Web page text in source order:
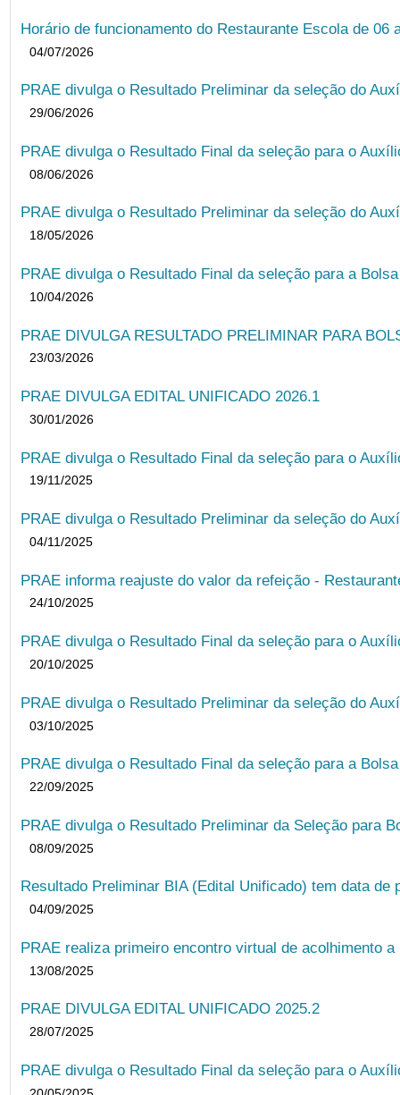
Horário de funcionamento do Restaurante Escola de 06
04/07/2026
PRAE divulga o Resultado Preliminar da seleção do
29/06/2026
PRAE divulga o Resultado Final da seleção para o
08/06/2026
PRAE divulga o Resultado Preliminar da seleção do
18/05/2026
PRAE divulga o Resultado Final da seleção para a
10/04/2026
PRAE DIVULGA RESULTADO PRELIMINAR PARA
23/03/2026
PRAE DIVULGA EDITAL UNIFICADO 2026.1
30/01/2026
PRAE divulga o Resultado Final da seleção para o
19/11/2025
PRAE divulga o Resultado Preliminar da seleção do
04/11/2025
PRAE informa reajuste do valor da refeição -
24/10/2025
PRAE divulga o Resultado Final da seleção para o
20/10/2025
PRAE divulga o Resultado Preliminar da seleção do
03/10/2025
PRAE divulga o Resultado Final da seleção para a
22/09/2025
PRAE divulga o Resultado Preliminar da Seleção para
08/09/2025
Resultado Preliminar BIA (Edital Unificado) tem data de
04/09/2025
PRAE realiza primeiro encontro virtual de acolhimento
13/08/2025
PRAE DIVULGA EDITAL UNIFICADO 2025.2
28/07/2025
PRAE divulga o Resultado Final da seleção para o